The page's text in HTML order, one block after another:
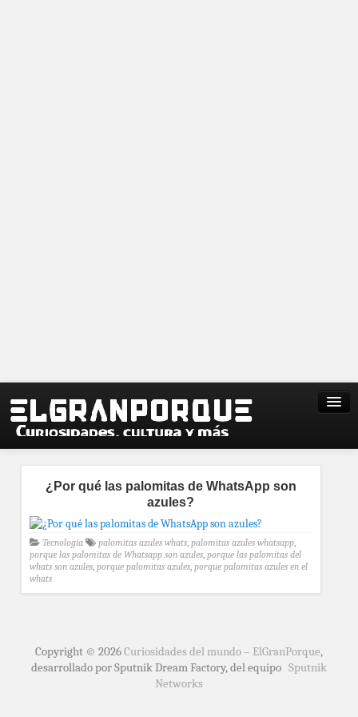
¿Por qué las palomitas de WhatsApp son
azules?
Tecnología palomitas azules whats, palomitas azules whatsapp,
porque las palomitas de Whatsapp son azules, porque las palomitas del
whats son azules, porque palomitas azules, porque palomitas azules en el
whats
Copyright © 2026Curiosidades del mundo – ElGranPorque,
desarrollado por Sputnik Dream Factory, del equipo Sputnik
Networks